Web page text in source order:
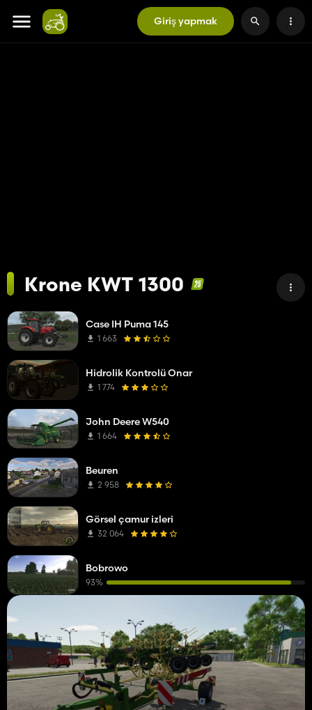
Giriş yapmak
Krone KWT 1300
Case IH Puma 145
1 663
Hidrolik Kontrolü Onar
1 774
John Deere W540
1 664
Beuren
2 958
Görsel çamur izleri
32 064
Bobrowo
93%